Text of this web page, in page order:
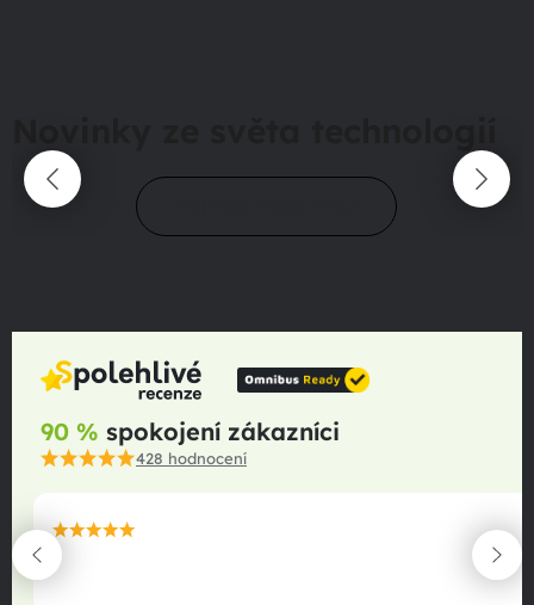
90 % spokojení zákazníci
428 hodnocení
maximální spokojenost
22.06.2025